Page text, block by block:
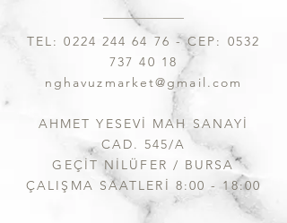
TEL:0224 244 64 76 - CEP: 0532
737 40 18
nghavuzmarket@gmail.com
AHMET YESEVİ MAH SANAYİ
CAD. 545/A
GEÇİT NİLÜFER / BURSA
ÇALIŞMA SAATLERİ 8:00 - 18:00